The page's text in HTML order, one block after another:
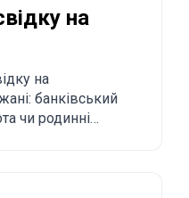
на
на
банківський
чи родинні